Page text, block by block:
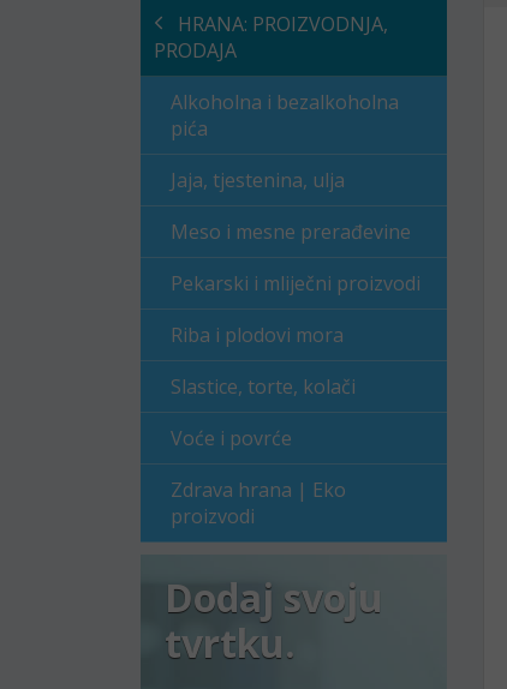
HRANA: PROIZVODNJA,
PRODAJA
Alkoholna i bezalkoholna
pića
Jaja, tjestenina, ulja
Meso i mesne prerađevine
Pekarski i mliječni proizvodi
Riba i plodovi mora
Slastice, torte, kolači
Voće i povrće
Zdrava hrana | Eko
proizvodi
Dodaj svoju
tvrtku.